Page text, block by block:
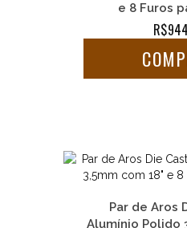
e 8 Furos
Par de Aros
Alumínio Polido